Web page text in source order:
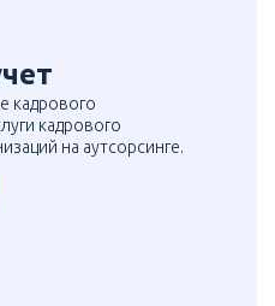
кадрового
кадрового
на аутсорсинге.